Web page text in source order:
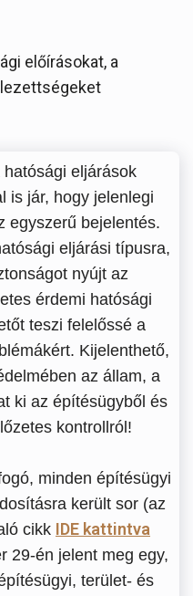
előírásokat, a
eljárások
is jár, hogy jelenlegi
egyszerű bejelentés.
eljárási típusra,
nyújt az
érdemi hatósági
teszi felelőssé a
Kijelenthető,
az állam, a
ki az építésügyből és
kontrollról!
minden építésügyi
került sor (az
cikk IDE kattintva
29-én jelent meg egy,
terület- és